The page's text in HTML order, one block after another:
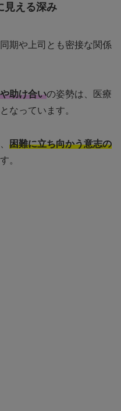
見える深み
期や上司とも密接な関係
助け合いの姿勢は、医療
なっています。
困難に立ち向かう意志の
。